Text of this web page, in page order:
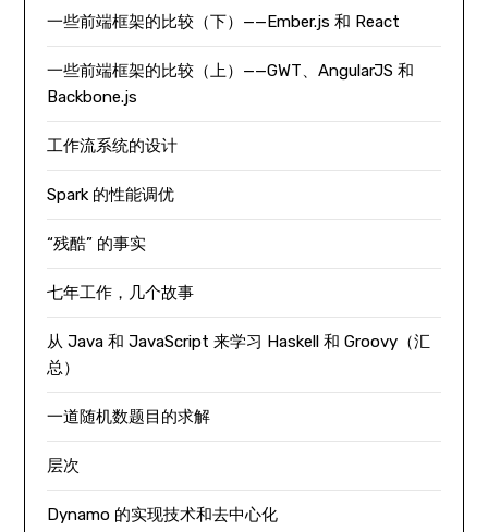
一些前端框架的比较（下）——Ember.js 和 React
一些前端框架的比较（上）——GWT、AngularJS 和
Backbone.js
工作流系统的设计
Spark 的性能调优
“残酷” 的事实
七年工作，几个故事
从 Java 和 JavaScript 来学习 Haskell 和 Groovy（汇
总）
一道随机数题目的求解
层次
Dynamo 的实现技术和去中心化